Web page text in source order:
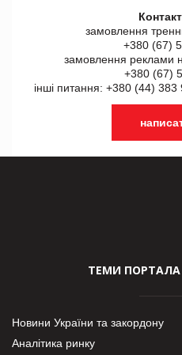
замовлення
+380 (67)
замовлення реклами
+380 (67)
інші питання: +380 (44)
ТЕМИ ПОРТАЛА
Новини України та закордону
Аналітика ринку